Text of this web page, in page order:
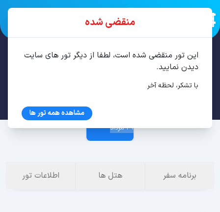
تور استانبول 4 شب مرداد
29 مرداد
برنامه سفر هتل ها اطلاعات تور
منقضی شده
این تور منقضی شده است، لطفا از دیگر تور های سایت
دیدن نمایید.
با تشکر، لحظه آخر
مشاهده همه تور ها